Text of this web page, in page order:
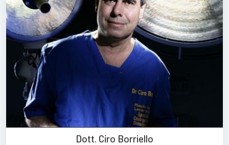
Dott. Ciro Borriello